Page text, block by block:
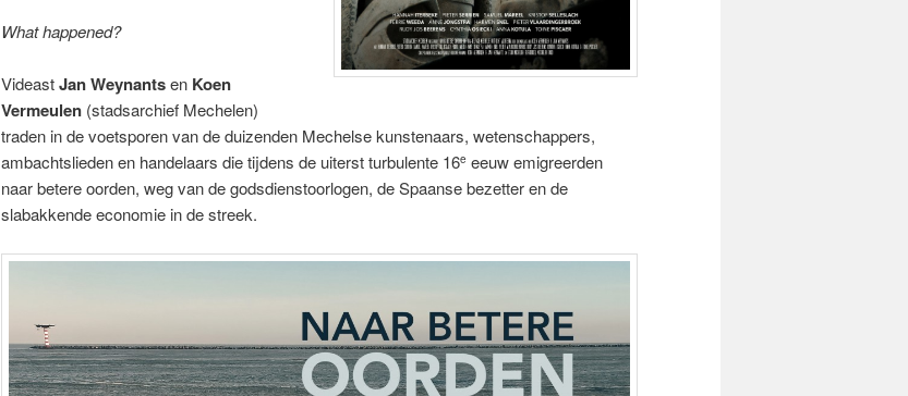
What happened?
VideastJan Weynantsen Koen
Vermeulen (stadsarchief Mechelen)
traden in de voetsporen van de duizenden Mechelse kunstenaars, wetenschappers,
ambachtslieden en handelaars die tijdens de uiterst turbulente 16e eeuw emigreerden
naar betere oorden, weg van de godsdienstoorlogen, de Spaanse bezetter en de
slabakkende economie in de streek.